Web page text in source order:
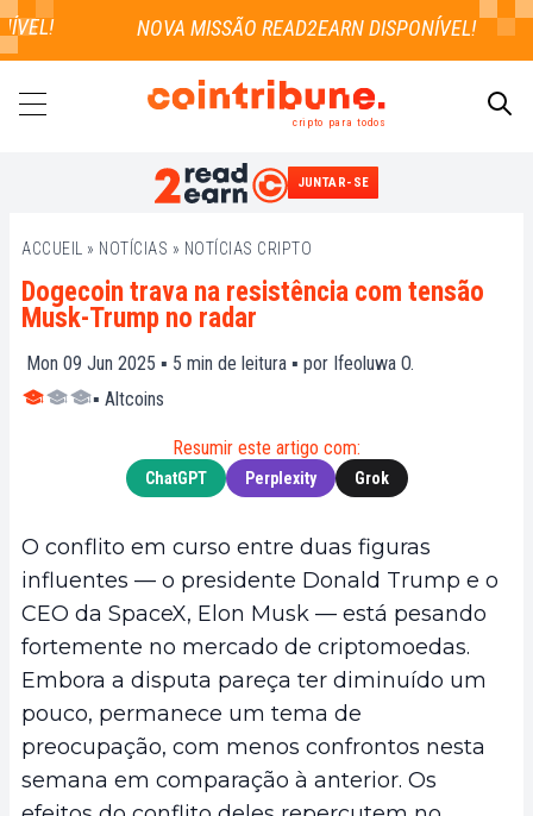
cripto para todos
JUNTAR-SE
ACCUEIL » NOTÍCIAS » NOTÍCIAS CRIPTO
Dogecoin trava na resistência com tensão
Musk-Trump no radar
Mon 09 Jun 2025 ▪ 5 min de leitura ▪ por Ifeoluwa O.
▪ Altcoins
Resumir este artigo com:
ChatGPT Perplexity Grok
O conflito em curso entre duas figuras
influentes — o presidente Donald Trump e o
CEO da SpaceX, Elon Musk — está pesando
fortemente no mercado de criptomoedas.
Embora a disputa pareça ter diminuído um
pouco, permanece um tema de
preocupação, com menos confrontos nesta
semana em comparação à anterior. Os